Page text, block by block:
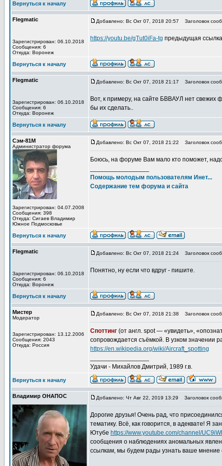
Вернуться к началу
Flegmatic
Зарегистрирован: 06.10.2018
Сообщения: 6
Откуда: Воронеж
Добавлено: Вс Окт 07, 2018 20:57 Заголовок
https://youtu.be/gTut0iFa-tg предыдущая
Вернуться к началу
Flegmatic
Зарегистрирован: 06.10.2018
Сообщения: 6
Откуда: Воронеж
Добавлено: Вс Окт 07, 2018 21:17 Заголовок
Вот, к примеру, на сайте БВВАУЛ нет свежих
бы их сделать..
Вернуться к началу
Сэм-81М
Администратор форума
Зарегистрирован: 04.07.2008
Сообщения: 398
Откуда: Сигаев Владимир
Южное Подмосковье
Добавлено: Вс Окт 07, 2018 21:22 Заголовок
Боюсь, на форуме Вам мало кто поможет,
Помощь молодым пользователям Инет...
Содержание тем форума и сайта
Вернуться к началу
Flegmatic
Зарегистрирован: 06.10.2018
Сообщения: 6
Откуда: Воронеж
Добавлено: Вс Окт 07, 2018 21:24 Заголовок
Понятно, ну если что вдруг - пишите.
Вернуться к началу
Мистер
Модератор
Зарегистрирован: 13.12.2006
Сообщения: 2043
Откуда: Россия
Добавлено: Вс Окт 07, 2018 21:38 Заголовок
Споттинг (от англ. spot — «увидеть»,
сопровождается съёмкой. В узком значении
https://en.wikipedia.org/wiki/Aircraft_spotting
Удачи - Михайлов Дмитрий, 1989 г.в.
Вернуться к началу
Владимир ОНАПОС Добавлено: Чт Авг 22, 2019 13:29 Заголовок
Дорогие друзья! Очень рад, что
тематику. Всё, как говорится, в адеквате! Я
Ютубе https://www.youtube.com/channel/
сообщения о наблюдениях аномальных
ссылкам, мы будем рады узнать ваше